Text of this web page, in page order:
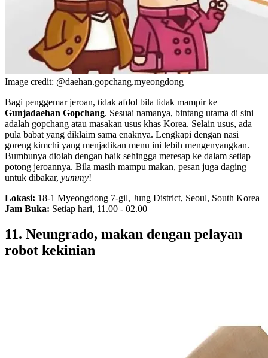
Image credit: @daehan.gopchang.myeongdong
Bagi penggemar jeroan, tidak afdol bila tidak mampir ke
Gunjadaehan Gopchang. Sesuai namanya, bintang utama di sini
adalah gopchang atau masakan usus khas Korea. Selain usus, ada
pula babat yang diklaim sama enaknya. Lengkapi dengan nasi
goreng kimchi yang menjadikan menu ini lebih mengenyangkan.
Bumbunya diolah dengan baik sehingga meresap ke dalam setiap
potong jeroannya. Bila masih mampu makan, pesan juga daging
untuk dibakar, yummy!
Lokasi: 18-1 Myeongdong 7-gil, Jung District, Seoul, South Korea
Jam Buka: Setiap hari, 11.00 - 02.00
11. Neungrado, makan dengan pelayan
robot kekinian